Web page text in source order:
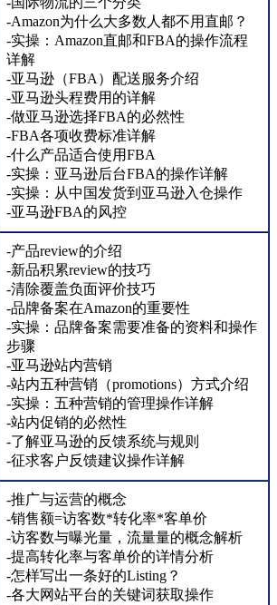
-Amazon为什么大多数人都不用直邮？
-实操：Amazon直邮和FBA的操作流程
详解
-亚马逊（FBA）配送服务介绍
-亚马逊头程费用的详解
-做亚马逊选择FBA的必然性
-FBA各项收费标准详解
-什么产品适合使用FBA
-实操：亚马逊后台FBA的操作详解
-实操：从中国发货到亚马逊入仓操作
-亚马逊FBA的风控
-产品review的介绍
-新品积累review的技巧
-清除覆盖负面评价技巧
-品牌备案在Amazon的重要性
-实操：品牌备案需要准备的资料和操作
步骤
-亚马逊站内营销
-站内五种营销（promotions）方式介绍
-实操：五种营销的管理操作详解
-站内促销的必然性
-了解亚马逊的反馈系统与规则
-征求客户反馈建议操作详解
-推广与运营的概念
-销售额=访客数*转化率*客单价
-访客数与曝光量，流量量的概念解析
-提高转化率与客单价的详情分析
-怎样写出一条好的Listing？
-各大网站平台的关键词获取操作